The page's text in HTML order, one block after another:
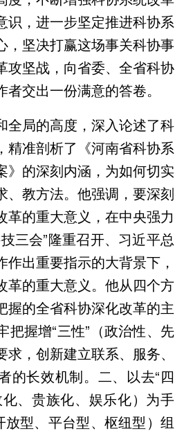
识，进一步坚定推进科协系
，坚决打赢这场事关科协事
攻坚战，向省委、全省科协
交出一份满意的答卷。
局的高度，深入论述了科
精准剖析了《河南省科协系
》的深刻内涵，为如何切实
、教方法。他强调，要深刻
革的重大意义，在中央强力
三会”隆重召开、习近平总
出重要指示的大背景下，
革的重大意义。他从四个方
握的全省科协深化改革的主
把握增“三性”（政治性、先
，创新建立联系、服务、
的长效机制。二、以去“四
、贵族化、娱乐化）为手
放型、平台型、枢纽型）组